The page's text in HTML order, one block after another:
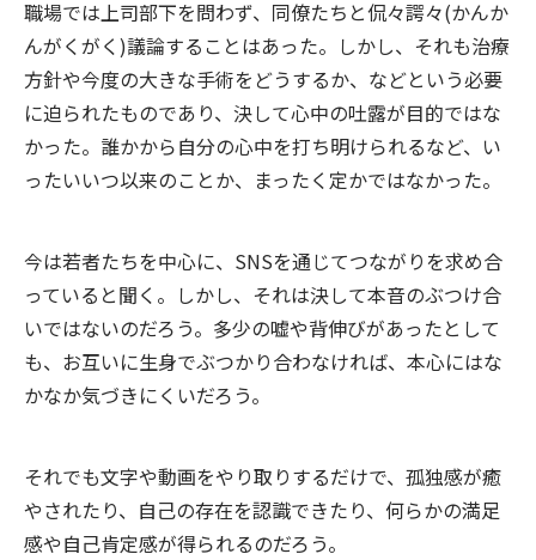
職場では上司部下を問わず、同僚たちと侃々諤々(かんか
んがくがく)議論することはあった。しかし、それも治療
方針や今度の大きな手術をどうするか、などという必要
に迫られたものであり、決して心中の吐露が目的ではな
かった。誰かから自分の心中を打ち明けられるなど、い
ったいいつ以来のことか、まったく定かではなかった。
今は若者たちを中心に、SNSを通じてつながりを求め合
っていると聞く。しかし、それは決して本音のぶつけ合
いではないのだろう。多少の嘘や背伸びがあったとして
も、お互いに生身でぶつかり合わなければ、本心にはな
かなか気づきにくいだろう。
それでも文字や動画をやり取りするだけで、孤独感が癒
やされたり、自己の存在を認識できたり、何らかの満足
感や自己肯定感が得られるのだろう。